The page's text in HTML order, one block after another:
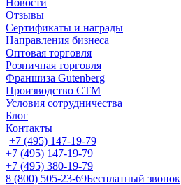
Новости
Отзывы
Сертификаты и награды
Направления бизнеса
Оптовая торговля
Розничная торговля
Франшиза Gutenberg
Производство СТМ
Условия сотрудничества
Блог
Контакты
+7 (495) 147-19-79
+7 (495) 147-19-79
+7 (495) 380-19-79
8 (800) 505-23-69Бесплатный звонок